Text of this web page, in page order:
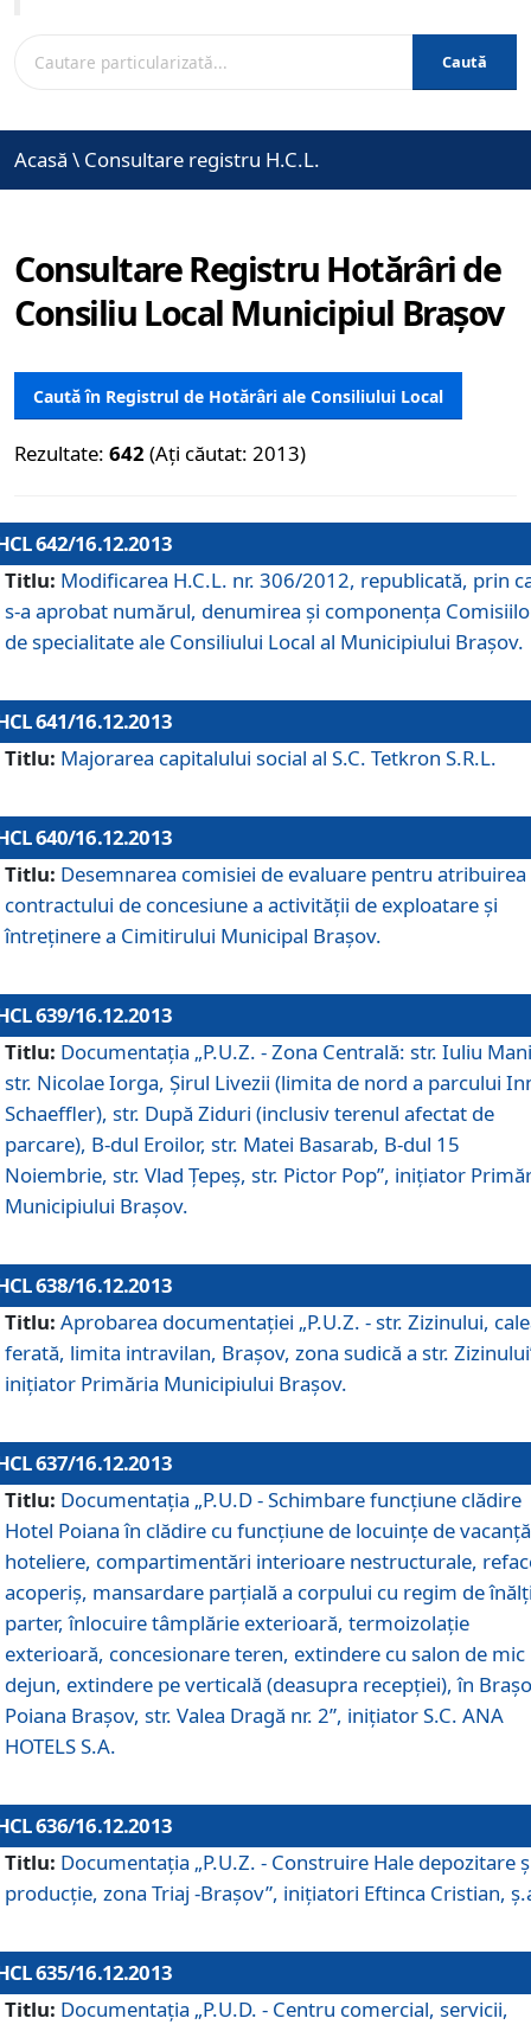
Caută
Acasă \ Consultare registru H.C.L.
Consultare Registru Hotărâri de
Consiliu Local Municipiul Brașov
Caută în Registrul de Hotărâri ale Consiliului Local
Rezultate: 642 (Ați căutat: 2013)
642/16.12.2013
Titlu: Modificarea H.C.L. nr. 306/2012, republicată, prin
s-a aprobat numărul, denumirea şi componenţa
de specialitate ale Consiliului Local al Municipiului Braşov.
641/16.12.2013
Titlu: Majorarea capitalului social al S.C. Tetkron S.R.L.
640/16.12.2013
Titlu: Desemnarea comisiei de evaluare pentru atribuirea
contractului de concesiune a activităţii de exploatare şi
întreţinere a Cimitirului Municipal Braşov.
639/16.12.2013
Titlu: Documentaţia „P.U.Z. - Zona Centrală: str. Iuliu
str. Nicolae Iorga, Şirul Livezii (limita de nord a parcului
Schaeffler), str. După Ziduri (inclusiv terenul afectat de
parcare), B-dul Eroilor, str. Matei Basarab, B-dul 15
Noiembrie, str. Vlad Ţepeş, str. Pictor Pop”, iniţiator
Municipiului Braşov.
638/16.12.2013
Titlu: Aprobarea documentaţiei „P.U.Z. - str. Zizinului,
ferată, limita intravilan, Braşov, zona sudică a str.
iniţiator Primăria Municipiului Braşov.
637/16.12.2013
Titlu: Documentaţia „P.U.D - Schimbare funcţiune clădire
Hotel Poiana în clădire cu funcţiune de locuinţe de
hoteliere, compartimentări interioare nestructurale,
acoperiş, mansardare parţială a corpului cu regim de
parter, înlocuire tâmplărie exterioară, termoizolaţie
exterioară, concesionare teren, extindere cu salon de mic
dejun, extindere pe verticală (deasupra recepţiei), în
Poiana Braşov, str. Valea Dragă nr. 2”, iniţiator S.C. ANA
HOTELS S.A.
636/16.12.2013
Titlu: Documentaţia „P.U.Z. - Construire Hale depozitare
producţie, zona Triaj -Braşov”, iniţiatori Eftinca Cristian,
635/16.12.2013
Titlu: Documentaţia „P.U.D. - Centru comercial, servicii,